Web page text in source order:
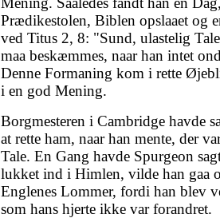
Prædikestolen, Biblen opslaaet og
ved Titus 2, 8: "Sund, ulastelig
maa beskæmmes, naar han intet
Denne Formaning kom i rette
i en god Mening.
Borgmesteren i Cambridge havde
at rette ham, naar han mente, der
Tale. En Gang havde Spurgeon
lukket ind i Himlen, vilde han gaa
Englenes Lommer, fordi han blev
som hans hjerte ikke var forandret.